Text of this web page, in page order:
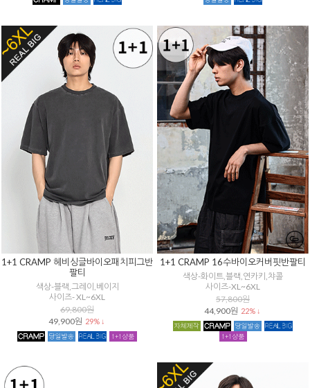
1+1 CRAMP 헤비싱글바이오패치피그반
팔티
색상-블랙,그레이,베이지
사이즈- XL~6XL
69,800원
49,900원 29% ↓
1+1 CRAMP 16수바이오커버핏반팔티
색상-화이트,블랙,연카키,챠콜
사이즈-XL~6XL
57,800원
44,900원 22% ↓